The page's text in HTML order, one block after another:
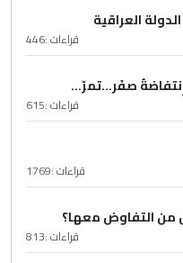
العراقية
قراءات :446
صفَر…تمرّ...
قراءات :615
قراءات :1769
من التفاوض معها؟
قراءات :813